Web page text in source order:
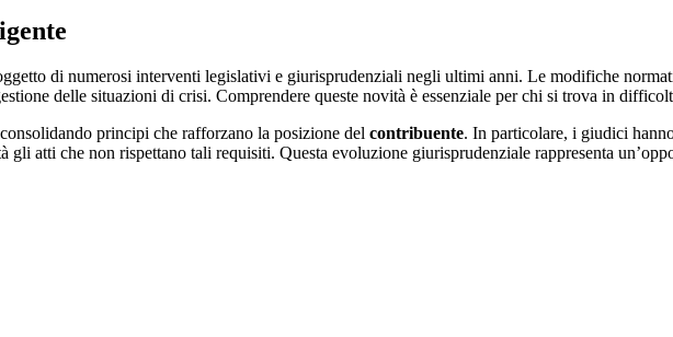
di numerosi interventi legislativi e giurisprudenziali negli ultimi anni. Le modifiche
delle situazioni di crisi. Comprendere queste novità è essenziale per chi si trova in
principi che rafforzano la posizione del contribuente. In particolare, i giudici
atti che non rispettano tali requisiti. Questa evoluzione giurisprudenziale rappresenta